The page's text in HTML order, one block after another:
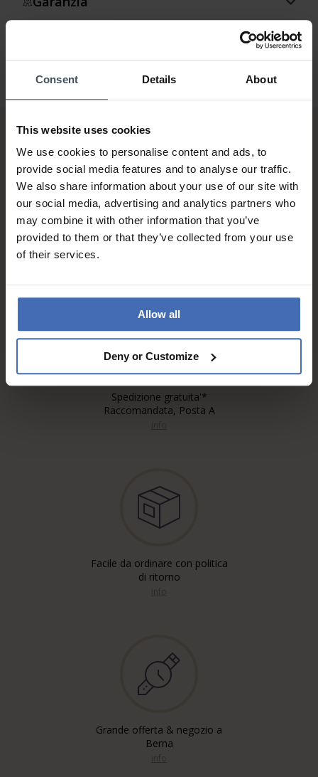
Consent Details About
This website uses cookies
We use cookies to personalise content and ads, to
provide social media features and to analyse our traffic.
We also share information about your use of our site with
our social media, advertising and analytics partners who
may combine it with other information that you’ve
provided to them or that they’ve collected from your use
of their services.
Allow all
Deny or Customize
Fattura & Pagamento a rate
fino a 5000.-
Spedizione gratuita'*
Raccomandata, Posta A
Facile da ordinare con politica
di ritorno
Grande offerta & negozio a
Berna